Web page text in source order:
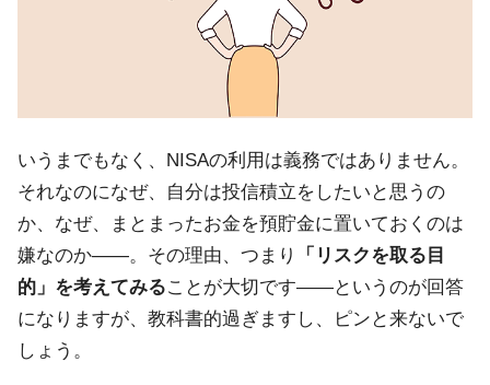
いうまでもなく、NISAの利用は義務ではありません。
それなのになぜ、自分は投信積立をしたいと思うの
か、なぜ、まとまったお金を預貯金に置いておくのは
嫌なのか――。その理由、つまり
「リスクを取る目
的」を考えてみることが大切です――というのが回答
になりますが、教科書的過ぎますし、ピンと来ないで
しょう。